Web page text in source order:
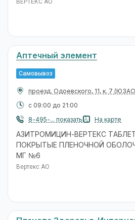
ВЕРТЕКС АО
Аптечный элемент
Самовывоз
проезд. Одоевского, 11, к. 7
с 09:00 до 21:00
8-495-... показать
На карте
АЗИТРОМИЦИН-ВЕРТЕКС
ПОКРЫТЫЕ ПЛЕНОЧНОЙ
МГ №6
Вертекс АО